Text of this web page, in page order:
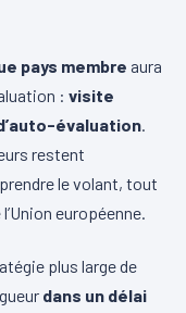
pays membre aura
: visite
évaluation.
restent
le volant, tout
européenne.
plus large de
dans un délai